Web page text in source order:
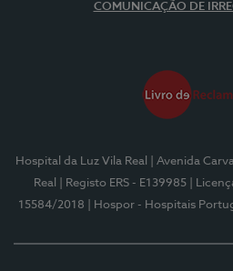
COMUNICAÇÃO DE
Hospital da Luz Vila Real
| Avenida
Real
| Registo ERS - E139985
|
15584/2018
| Hospor - Hospitais